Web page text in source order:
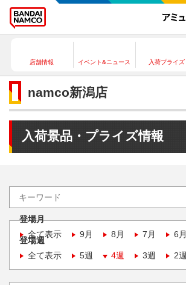
店舗情報 イベント&ニュース 入荷プライズ
namco新潟店
入荷景品・プライズ情報
登場月
全て表示
9月 8月 7月 6月
登場週
全て表示
5週 4週 3週 2週